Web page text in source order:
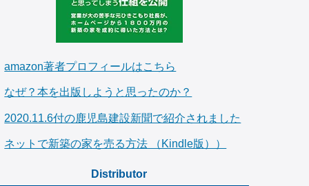
amazon著者プロフィールはこちら
なぜ？本を出版しようと思ったのか？
2020.11.6付の鹿児島建設新聞で紹介されました
ネットで新築の家を売る方法 （Kindle版））
Distributor